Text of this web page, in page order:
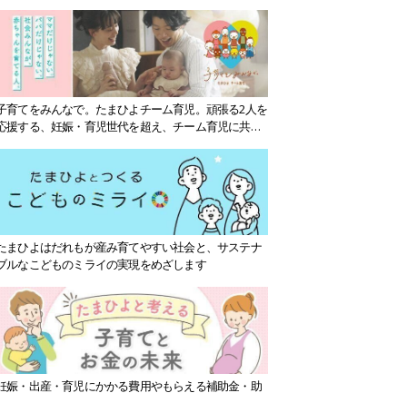
育てをみんなで。たまひよチーム育児。頑張る2人を
援する、妊娠・育児世代を超え、チーム育児に共感
まひよはだれもが産み育てやすい社会と、サステナ
ルなこどものミライの実現をめざします
娠・出産・育児にかかる費用やもらえる補助金・助